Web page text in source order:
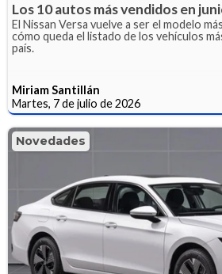
Los 10 autos más vendidos en
El Nissan Versa vuelve a ser el modelo
cómo queda el listado de los vehículos
país.
Miriam Santillán
Martes, 7 de julio de 2026
Novedades